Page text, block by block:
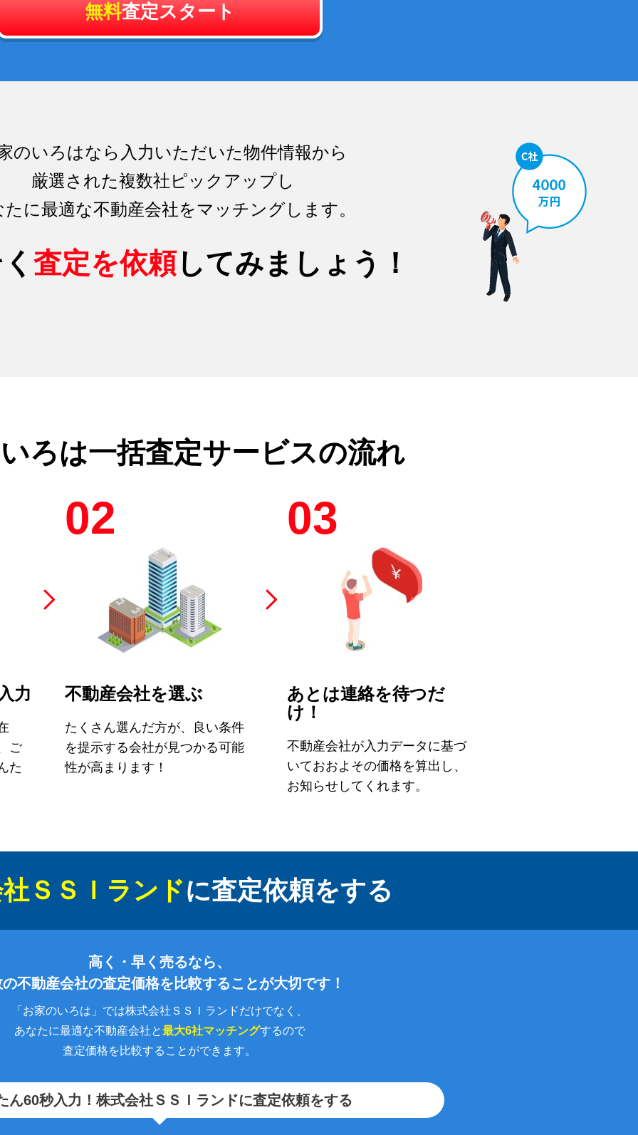
無料査定スタート
のいろはなら入力いただいた物件情報から
厳選された複数社ピックアップし
たに最適な不動産会社をマッチングします。
査定を依頼してみましょう！
ろは一括査定サービスの流れ
力
ご
た
02
不動産会社を選ぶ
たくさん選んだ方が、良い条件
を提示する会社が見つかる可能
性が高まります！
03
あとは連絡を待つだ
け！
不動産会社が入力データに基づ
いておおよその価格を算出し、
お知らせしてくれます。
ＳＳＩランドに査定依頼をする
高く・早く売るなら、
不動産会社の査定価格を比較することが大切です！
「お家のいろは」では株式会社ＳＳＩランドだけでなく、
あなたに最適な不動産会社と最大6社マッチングするので
査定価格を比較することができます。
ん60秒入力！ 株式会社ＳＳＩランドに査定依頼をする